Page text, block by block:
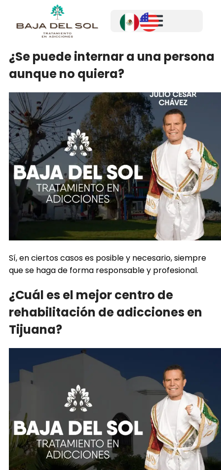
¿Se puede internar a una persona
aunque no quiera?
Sí, en ciertos casos es posible y necesario, siempre
que se haga de forma responsable y profesional.
¿Cuál es el mejor centro de
rehabilitación de adicciones en
Tijuana?